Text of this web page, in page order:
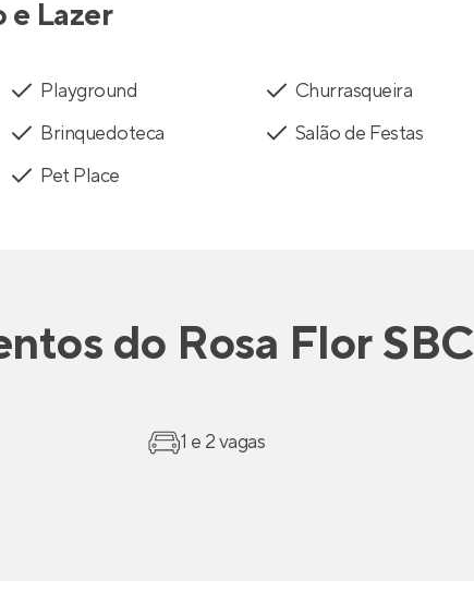
e Lazer
Playground
Churrasqueira
Brinquedoteca
Salão de Festas
Pet Place
do Rosa Flor SBC
1 e 2 vagas